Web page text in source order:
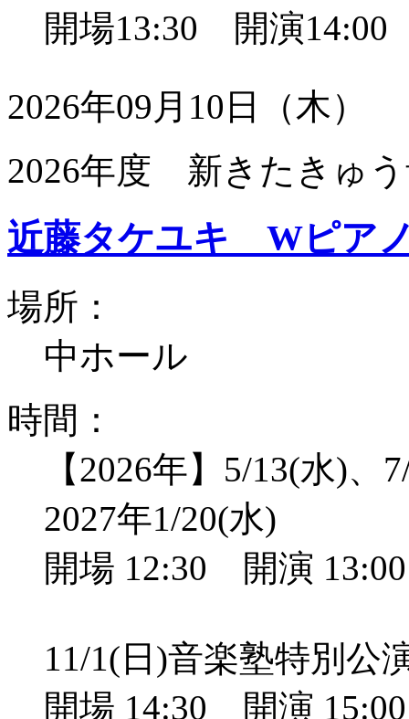
開場13:30 開演14:00
2026年09月10日（木）
2026年度 新きたきゅ
近藤タケユキ Wピア
場所：
中ホール
時間：
【2026年】5/13(水)
2027年1/20(水)
開場 12:30 開演
11/1(日)音楽塾特別公
開場 14:30 開演